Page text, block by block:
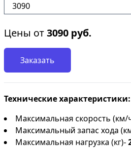
3090
Цены от3090 руб.
Заказать
Технические характеристики:
Максимальная скорость (км/
Максимальный запас хода
Максимальная нагрузка (кг)-